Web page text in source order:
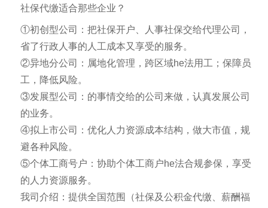
社保代缴适合那些企业？
①初创型公司：把社保开户、人事社保交给代理公司，
省了行政人事的人工成本又享受的服务。
②异地分公司：属地化管理，跨区域he法用工；保障员
工，降低风险。
③发展型公司：的事情交给的公司来做，认真发展公司
的业务。
④拟上市公司：优化人力资源成本结构，做大市值，规
避各种风险。
⑤个体工商号户：协助个体工商户he法合规参保，享受
的人力资源服务。
我司介绍：提供全国范围（社保及公积金代缴、薪酬福